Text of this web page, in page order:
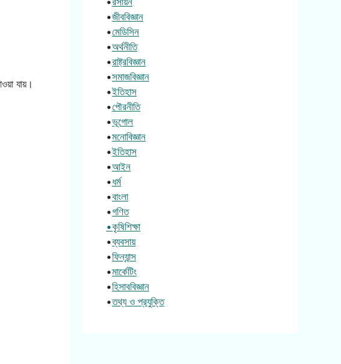
যায়।
•জীববিজ্ঞান
•মেডিসিন
•অর্থনীতি
•রাষ্ট্রবিজ্ঞান
•সমাজবিজ্ঞান
•ইতিহাস
•পৌরনীতি
•ভূগোল
•মনোবিজ্ঞান
•ইতিহাস
•আইন
•ধর্ম
•বাংলা
•গণিত
•কৃষিশিক্ষা
•ব্যবসায়
•ফিন্যান্স
•মার্কেটিং
•হিসাববিজ্ঞান
•তথ্য ও প্রযুক্তি